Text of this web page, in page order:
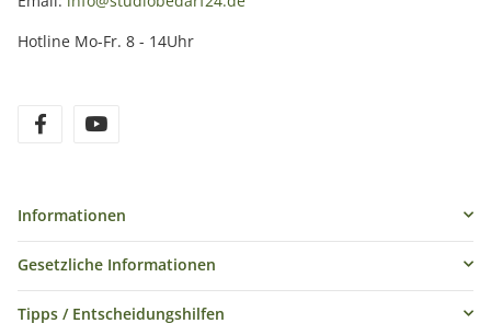
Hotline Mo-Fr. 8 - 14Uhr
Informationen
Gesetzliche Informationen
Tipps / Entscheidungshilfen